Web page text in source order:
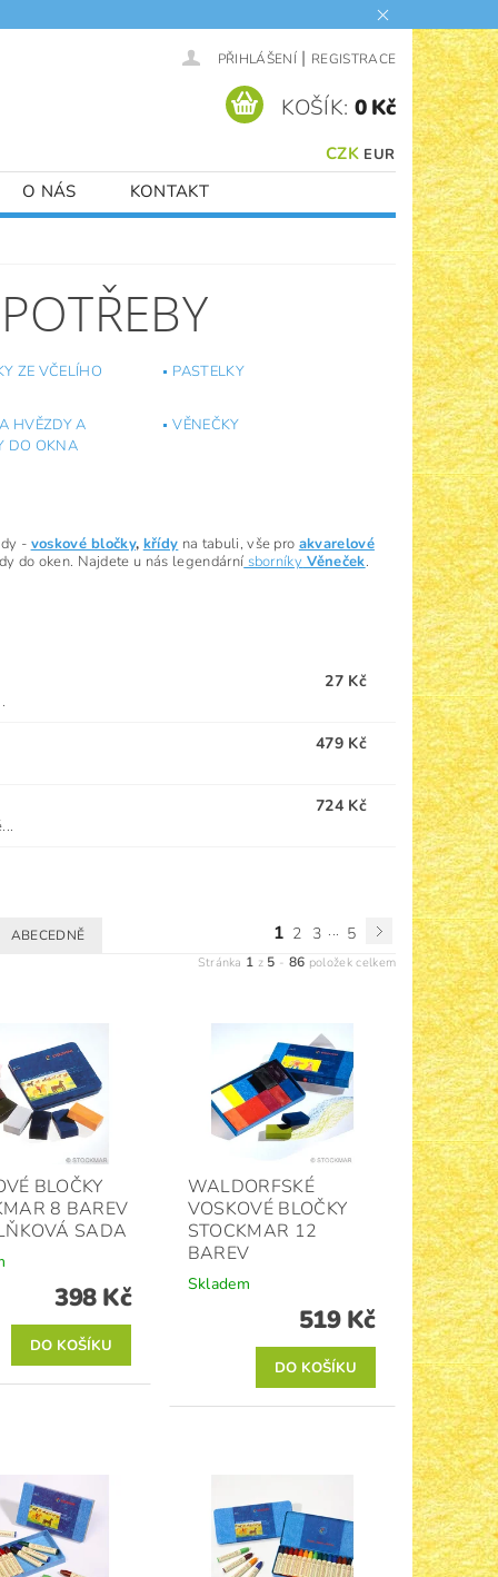
PŘIHLÁŠENÍ | REGISTRACE
CZK EUR
KOŠÍK: 0 Kč
O NÁS KONTAKT
ZE VČELÍHO PASTELKY
HVĚZDY A
DO OKNA
VĚNEČKY
- voskové bločky, křídy na tabuli, vše pro akvarelové
do oken. Najdete u nás legendární sborníky Věneček.
27 Kč
479 Kč
724 Kč
ABECEDNĚ 1 2 3 ... 5
Stránka 1 z 5 - 86 položek celkem
BLOČKY
8 BAREV
SADA
398 Kč
WALDORFSKÉ
VOSKOVÉ BLOČKY
STOCKMAR 12
BAREV
Skladem
519 Kč